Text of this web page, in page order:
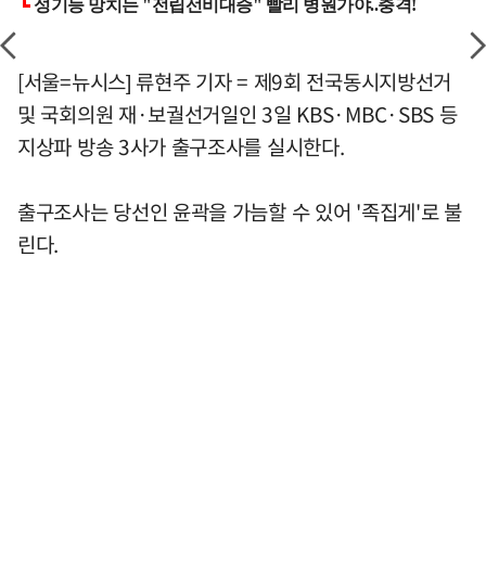
[서울=뉴시스] 류현주 기자 = 제9회 전국동시지방선거
및 국회의원 재·보궐선거일인 3일 KBS·MBC·SBS 등
지상파 방송 3사가 출구조사를 실시한다.
출구조사는 당선인 윤곽을 가늠할 수 있어 '족집게'로 불
린다.